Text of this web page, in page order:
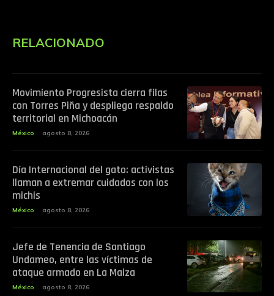
RELACIONADO
Movimiento Progresista cierra filas
con Torres Piña y despliega respaldo
territorial en Michoacán
México agosto 8, 2026
Día Internacional del gato: activistas
llaman a extremar cuidados con los
michis
México agosto 8, 2026
Jefe de Tenencia de Santiago
Undameo, entre las víctimas de
ataque armado en La Maiza
México agosto 8, 2026